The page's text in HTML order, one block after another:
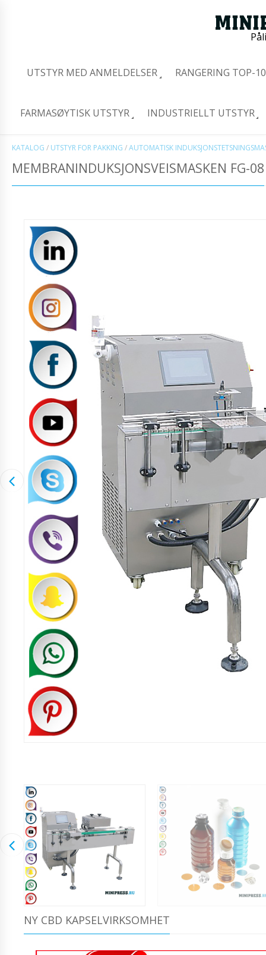
UTSTYR MED ANMELDELSER RANGERING TOP-
FARMASØYTISK UTSTYR INDUSTRIELLT UTSTYR
KATALOG / UTSTYR FOR PAKKING /AUTOMATISK
MEMBRANINDUKSJONSVEISMASKEN FG-08
NY CBD KAPSELVIRKSOMHET